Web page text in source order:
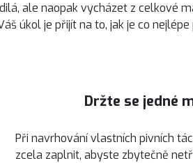
ale naopak vycházet z celkové
úkol je přijít na to, jak je co
Držte se jedné
Při navrhování vlastních pivních
zcela zaplnit, abyste zbytečně